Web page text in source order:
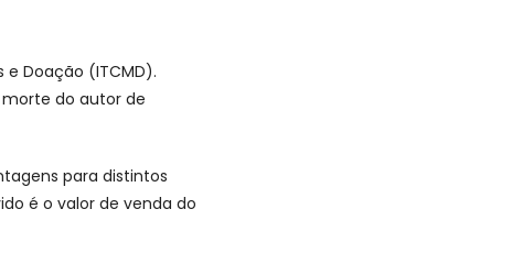
Doação (ITCMD).
do autor de
para distintos
é o valor de venda do